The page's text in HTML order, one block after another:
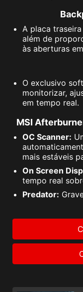
A placa
além de
às aberturas
O exclusivo
monitorizar,
em tempo real.
MSI
OC Scanner:
mais estáveis
On Screen
tempo real
Predator: